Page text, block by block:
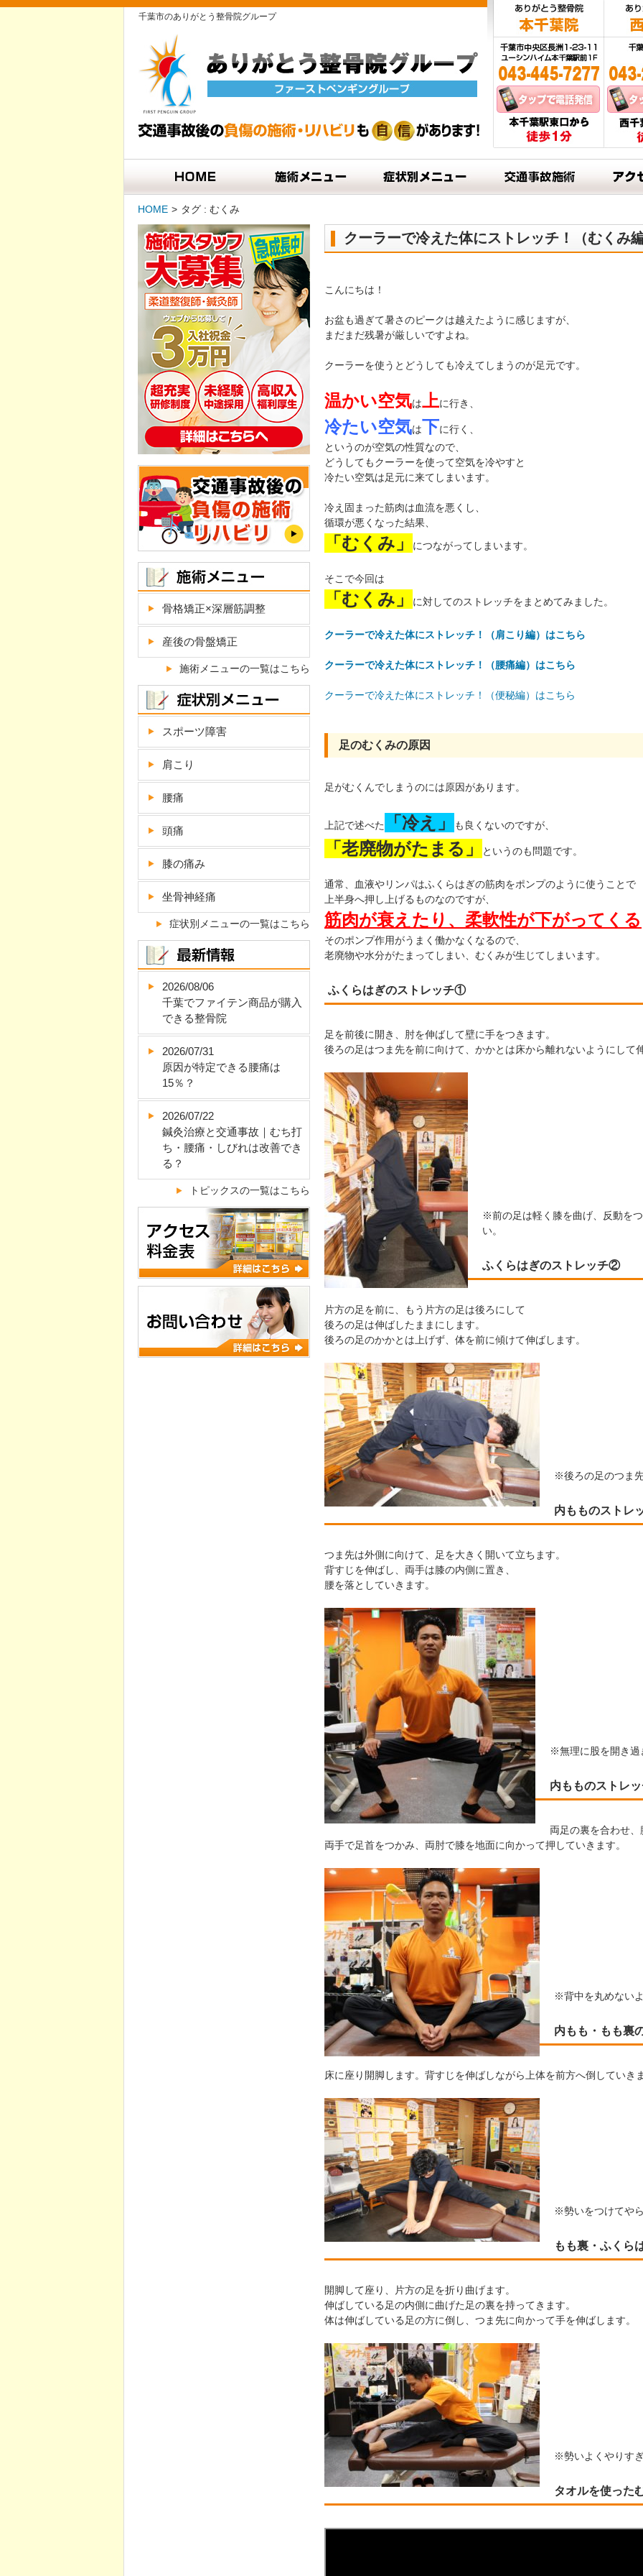
千葉市のありがとう整骨院グループ
HOME > タグ : むくみ
クーラーで冷えた体にストレッチ！（むくみ
こんにちは！
お盆も過ぎて暑さのピークは越えたように感じますが、
まだまだ残暑が厳しいですよね。
クーラーを使うとどうしても冷えてしまうのが足元です。
温かい空気は上に行き、
冷たい空気は下に行く、
というのが空気の性質なので、
どうしてもクーラーを使って空気を冷やすと
冷たい空気は足元に来てしまいます。
冷え固まった筋肉は血流を悪くし、
循環が悪くなった結果、
「むくみ」 につながってしまいます。
そこで今回は
「むくみ」 に対してのストレッチをまとめてみました。
クーラーで冷えた体にストレッチ！（肩こり編）はこちら
クーラーで冷えた体にストレッチ！（腰痛編）はこちら
クーラーで冷えた体にストレッチ！（便秘編）はこちら
足のむくみの原因
足がむくんでしまうのには原因があります。
上記で述べた 「冷え」 も良くないのですが、
「老廃物がたまる」 というのも問題です。
通常、血液やリンパはふくらはぎの筋肉をポンプのように使うことで
上半身へ押し上げるものなのですが、
筋肉が衰えたり、柔軟性が下がってくる
そのポンプ作用がうまく働かなくなるので、
老廃物や水分がたまってしまい、むくみが生じてしまいます。
ふくらはぎのストレッチ①
足を前後に開き、肘を伸ばして壁に手をつきます。
後ろの足はつま先を前に向けて、かかとは床から離れないようにして
※前の足は軽く膝を曲げ、反動を
い。
ふくらはぎのストレッチ②
片方の足を前に、もう片方の足は後ろにして
後ろの足は伸ばしたままにします。
後ろの足のかかとは上げず、体を前に傾けて伸ばします。
※後ろの足のつま
内もものストレ
つま先は外側に向けて、足を大きく開いて立ちます。
背すじを伸ばし、両手は膝の内側に置き、
腰を落としていきます。
※無理に股を開き過
内もものストレ
両足の裏を合わせ
両手で足首をつかみ、両肘で膝を地面に向かって押していきます。
※背中を丸めない
内もも・もも裏
床に座り開脚します。背すじを伸ばしながら上体を前方へ倒していき
※勢いをつけてや
もも裏・ふくら
開脚して座り、片方の足を折り曲げます。
伸ばしている足の内側に曲げた足の裏を持ってきます。
体は伸ばしている足の方に倒し、つま先に向かって手を伸ばします。
※勢いよくやりす
タオルを使った
骨格矯正×深層筋調整
産後の骨盤矯正
施術メニューの一覧はこちら
スポーツ障害
肩こり
腰痛
頭痛
膝の痛み
坐骨神経痛
症状別メニューの一覧はこちら
2026/08/06
千葉でファイテン商品が購入
できる整骨院
2026/07/31
原因が特定できる腰痛は
15％？
2026/07/22
鍼灸治療と交通事故｜むち打
ち・腰痛・しびれは改善でき
る？
トピックスの一覧はこちら